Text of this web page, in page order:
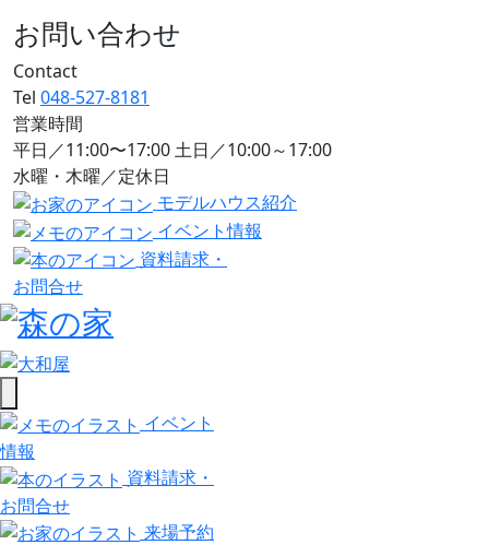
お問い合わせ
Contact
Tel 048-527-8181
営業時間
平日／11:00〜17:00 土日／10:00～17:00
水曜・木曜／定休日
モデルハウス紹介
イベント情報
資料請求・
お問合せ
イベント
情報
資料請求・
お問合せ
来場予約